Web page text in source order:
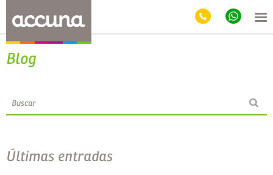
Blog
Últimas entradas